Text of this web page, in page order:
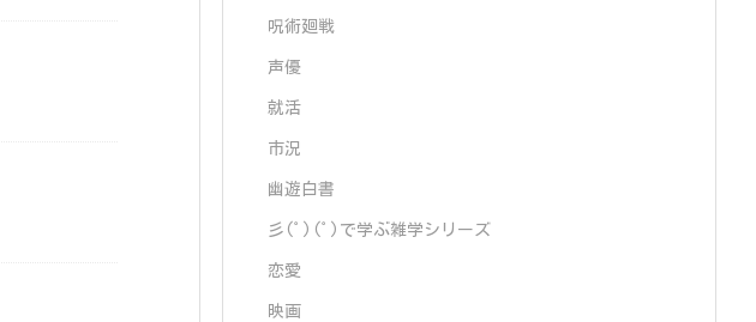
呪術廻戦
声優
就活
市況
幽遊白書
彡(ﾟ)(ﾟ)で学ぶ雑学シリーズ
恋愛
映画